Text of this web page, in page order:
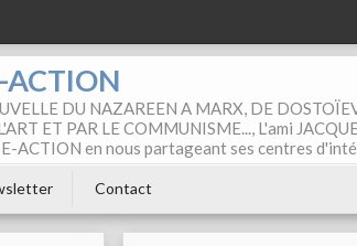
ACTION
DU NAZAREEN A MARX, DE
ET PAR LE COMMUNISME..., L'ami
ACTION en nous partageant ses centres
Contact